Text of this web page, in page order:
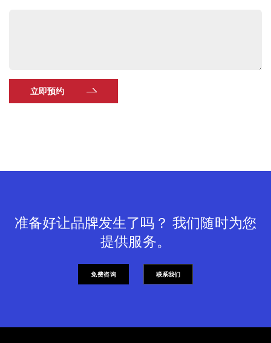
立即预约
准备好让品牌发生了吗？ 我们随时为您
提供服务。
免费咨询 联系我们